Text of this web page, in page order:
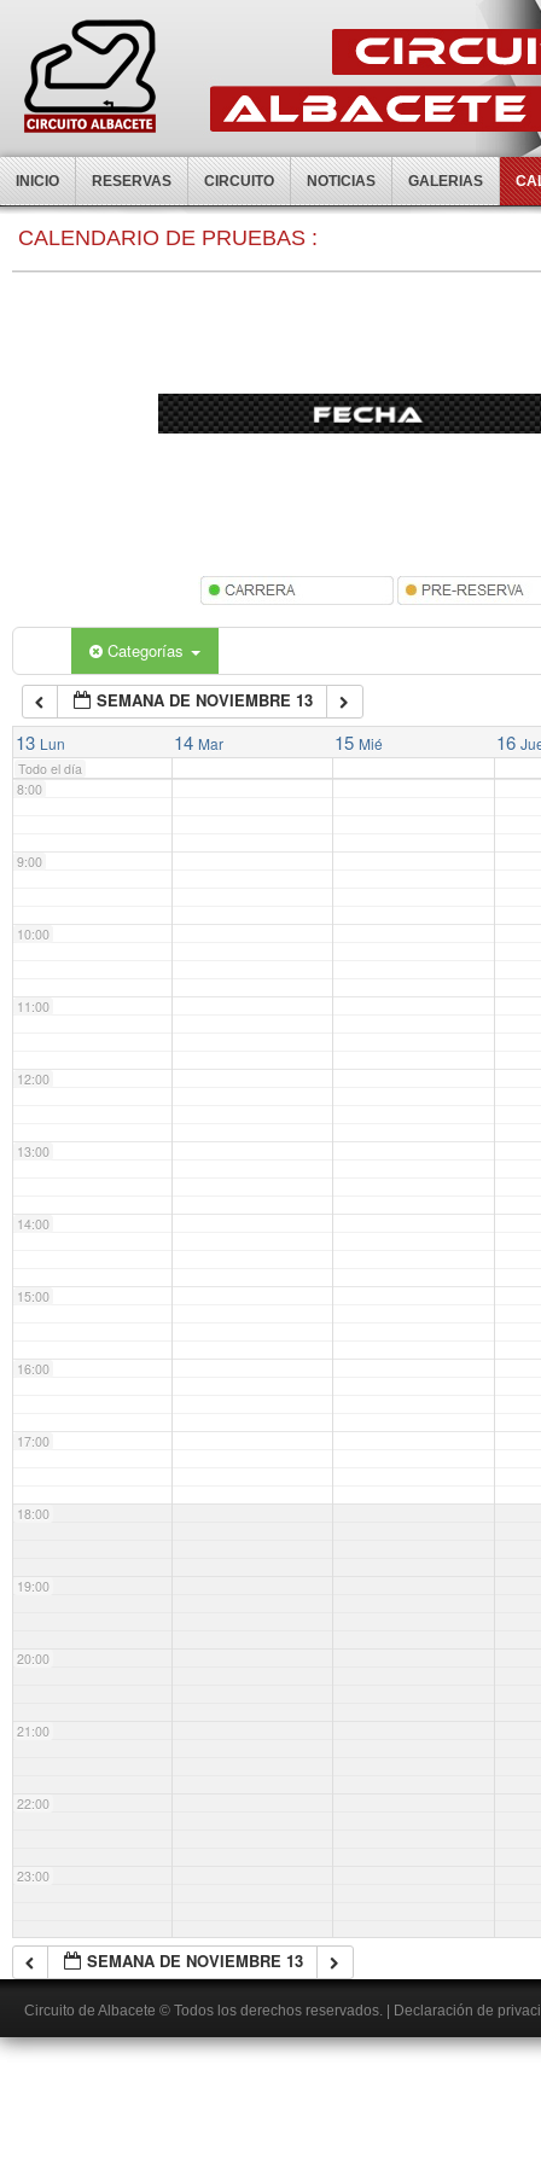
INICIO RESERVAS CIRCUITO NOTICIAS GALERIAS
CALENDARIO DE PRUEBAS :
Categorías
SEMANA DE NOVIEMBRE 13
13 Lun 14 Mar 15 Mié 16
Todo el día
0:00
7:00
8:00
9:00
10:00
11:00
12:00
13:00
14:00
15:00
16:00
17:00
18:00
19:00
20:00
21:00
22:00
23:00
SEMANA DE NOVIEMBRE 13
Circuito de Albacete © Todos los derechos reservados. Declaración de